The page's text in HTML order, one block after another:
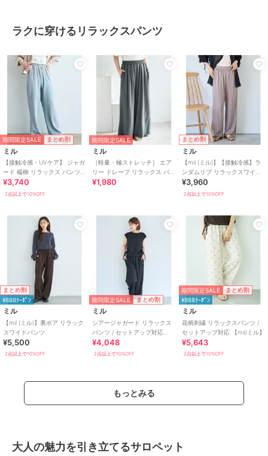
ラクに穿けるリラックスパンツ
期間限定SALE まとめ割
ミル
【接触冷感・UVケア】 ジャガ
ード 楊柳 リラックス パンツ /
多サイズ展開 【mil (ミル)】
¥3,740
2点以上で10%OFF
期間限定SALE
ミル
［軽量・極ストレッチ］ エア
リー ドレープ リラックス パン
ツ 【mil (ミル)】
¥1,980
まとめ割
ミル
【mil (ミル)】【接触冷感】ラ
ンダムリブ リラックスワイド
パンツ
¥3,960
2点以上で10%OFF
まとめ割
¥888ｸｰﾎﾟﾝ
ミル
【mil (ミル)】裏ボア リラック
スワイドパンツ
¥5,500
2点以上で10%OFF
期間限定SALE まとめ割
ミル
シアージャガード リラックス
パンツ / セットアップ対応
【mil/ミル】
¥4,048
2点以上で10%OFF
期間限定SALE まとめ割
¥888ｸｰﾎﾟﾝ
ミル
花柄刺繍 リラックスパンツ /
セットアップ対応 【mil/ミル】
¥5,643
2点以上で10%OFF
もっとみる
大人の魅力を引き立てるサロペット